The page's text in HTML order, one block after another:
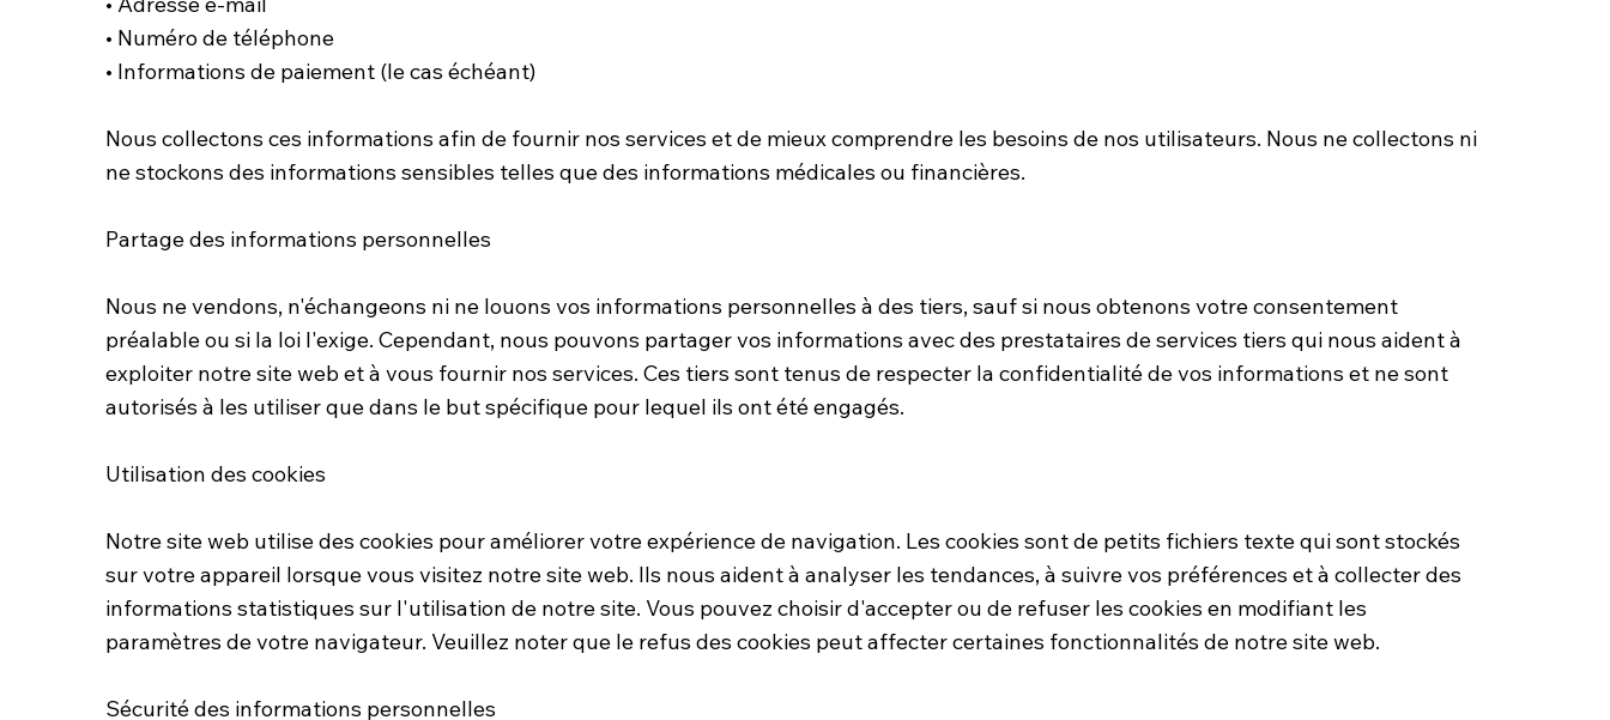
• Numéro de téléphone
• Informations de paiement (le cas échéant)
Nous collectons ces informations afin de fournir nos services et de mieux comprendre les besoins de nos utilisateurs. Nous ne collectons ni
ne stockons des informations sensibles telles que des informations médicales ou financières.
Partage des informations personnelles
Nous ne vendons, n'échangeons ni ne louons vos informations personnelles à des tiers, sauf si nous obtenons votre consentement
préalable ou si la loi l'exige. Cependant, nous pouvons partager vos informations avec des prestataires de services tiers qui nous aident à
exploiter notre site web et à vous fournir nos services. Ces tiers sont tenus de respecter la confidentialité de vos informations et ne sont
autorisés à les utiliser que dans le but spécifique pour lequel ils ont été engagés.
Utilisation des cookies
Notre site web utilise des cookies pour améliorer votre expérience de navigation. Les cookies sont de petits fichiers texte qui sont stockés
sur votre appareil lorsque vous visitez notre site web. Ils nous aident à analyser les tendances, à suivre vos préférences et à collecter des
informations statistiques sur l'utilisation de notre site. Vous pouvez choisir d'accepter ou de refuser les cookies en modifiant les
paramètres de votre navigateur. Veuillez noter que le refus des cookies peut affecter certaines fonctionnalités de notre site web.
Sécurité des informations personnelles